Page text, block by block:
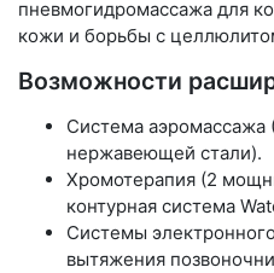
пневмогидромассажа для
кожи и борьбы с
Возможности
Система аэромассажа
нержавеющей стали).
Хромотерапия (2
контурная система
Системы
вытяжения